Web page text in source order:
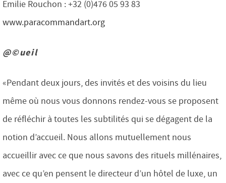
Emilie Rouchon : +32 (0)476 05 93 83
www.paracommandart.org
@©ueil
«Pendant deux jours, des invités et des voisins du lieu
même où nous vous donnons rendez-vous se proposent
de réfléchir à toutes les subtilités qui se dégagent de la
notion d’accueil. Nous allons mutuellement nous
accueillir avec ce que nous savons des rituels millénaires,
avec ce qu’en pensent le directeur d’un hôtel de luxe, un